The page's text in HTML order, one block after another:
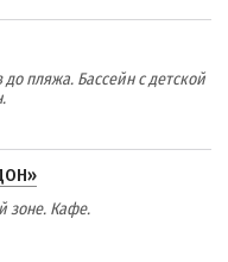
пляжа. Бассейн с детской
зоне. Кафе.